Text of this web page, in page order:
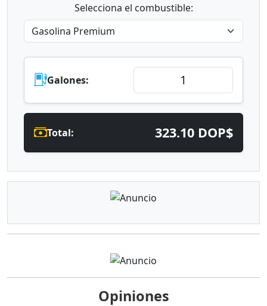
Selecciona el combustible:
Galones:
Total: 323.10 DOP$
Opiniones